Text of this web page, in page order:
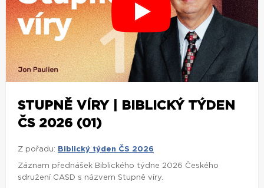
STUPNĚ VÍRY | BIBLICKÝ TÝDEN
ČS 2026 (01)
Z pořadu: Biblický týden ČS 2026
Záznam přednášek Biblického týdne 2026 Českého
sdružení CASD s názvem Stupně víry.